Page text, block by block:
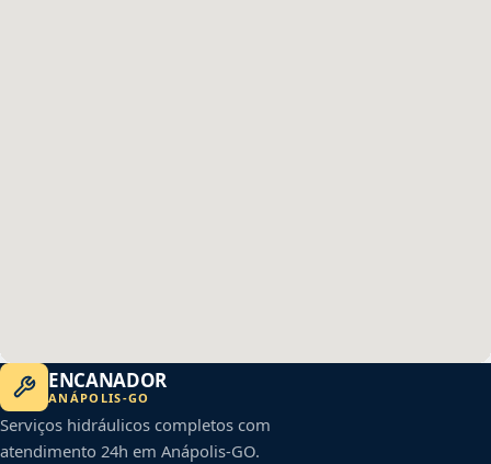
ENCANADOR
ANÁPOLIS-GO
Serviços hidráulicos completos com
atendimento 24h em Anápolis-GO.